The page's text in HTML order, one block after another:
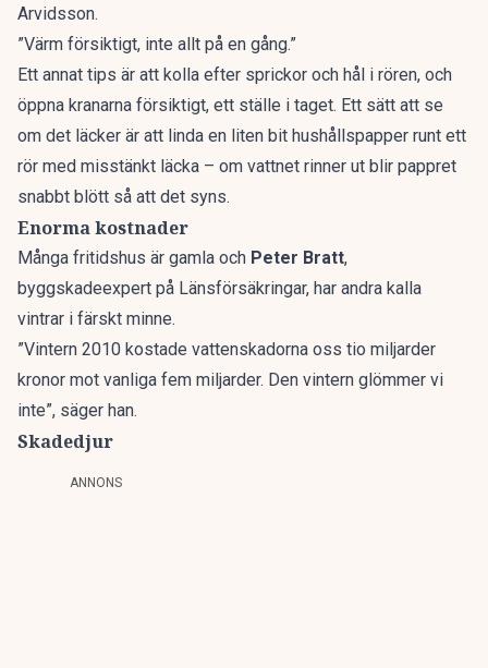
Arvidsson.
”Värm försiktigt, inte allt på en gång.”
Ett annat tips är att kolla efter sprickor och hål i rören, och
öppna kranarna försiktigt, ett ställe i taget. Ett sätt att se
om det läcker är att linda en liten bit hushållspapper runt ett
rör med misstänkt läcka – om vattnet rinner ut blir pappret
snabbt blött så att det syns.
Enorma kostnader
Många fritidshus är gamla och Peter Bratt,
byggskadeexpert på Länsförsäkringar, har andra kalla
vintrar i färskt minne.
”Vintern 2010 kostade vattenskadorna oss tio miljarder
kronor mot vanliga fem miljarder. Den vintern glömmer vi
inte”, säger han.
Skadedjur
ANNONS